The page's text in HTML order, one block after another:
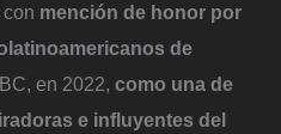
mención de honor por
de
en 2022, como una de
e influyentes del